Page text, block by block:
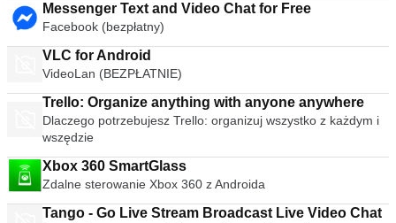
Messenger Text and Video Chat for Free
Facebook (bezpłatny)
VLC for Android
VideoLan (BEZPŁATNIE)
Trello: Organize anything with anyone anywhere
Dlaczego potrzebujesz Trello: organizuj wszystko z każdym i
wszędzie
Xbox 360 SmartGlass
Zdalne sterowanie Xbox 360 z Androida
Tango - Go Live Stream Broadcast Live Video Chat